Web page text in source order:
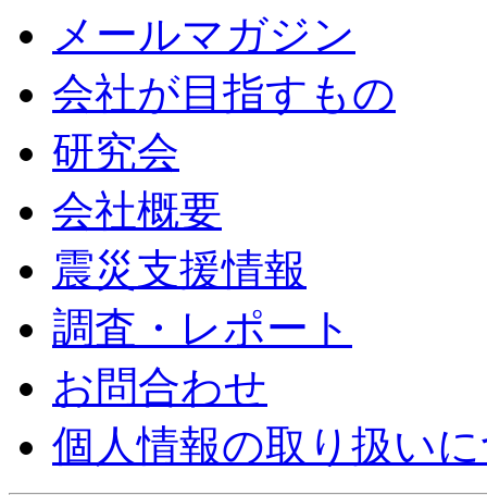
メールマガジン
会社が目指すもの
研究会
会社概要
震災支援情報
調査・レポート
お問合わせ
個人情報の取り扱い